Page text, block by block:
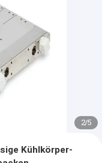
2/5
Kühlkörper-